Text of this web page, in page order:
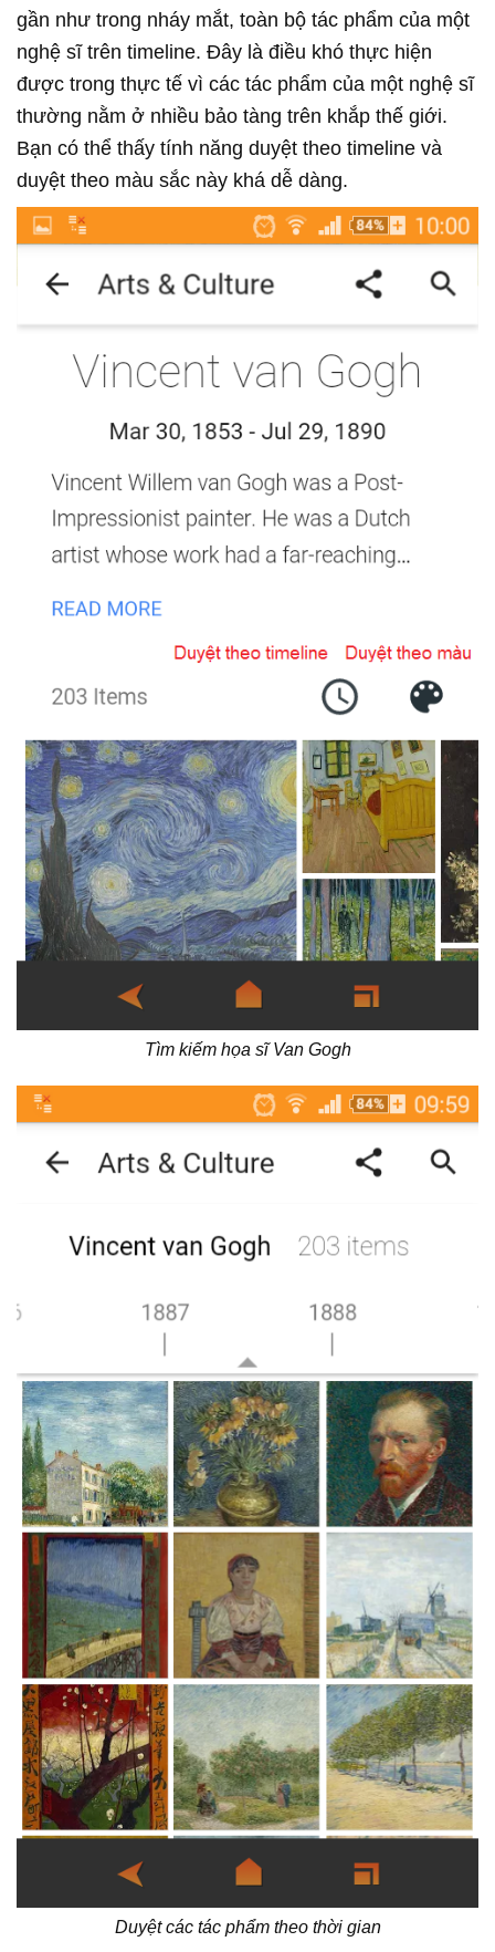
gần như trong nháy mắt, toàn bộ tác phẩm của một
nghệ sĩ trên timeline. Đây là điều khó thực hiện
được trong thực tế vì các tác phẩm của một nghệ sĩ
thường nằm ở nhiều bảo tàng trên khắp thế giới.
Bạn có thể thấy tính năng duyệt theo timeline và
duyệt theo màu sắc này khá dễ dàng.
Tìm kiếm họa sĩ Van Gogh
Duyệt các tác phẩm theo thời gian